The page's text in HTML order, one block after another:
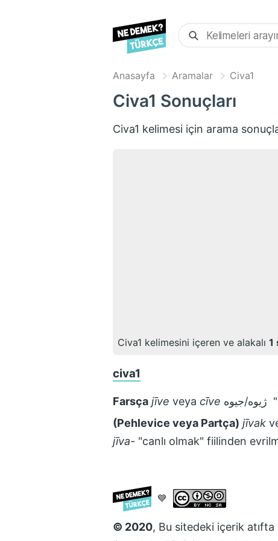
Anasayfa Aramalar Civa1
Civa1 Sonuçları
Civa1 kelimesi için arama
Civa1 kelimesini içeren ve alakalı 1
civa1
Farsça jīve veya cīve
(Pehlevice veya Partça) jīvak
jīva- "canlı olmak" fiilinden
💙
© 2020, Bu sitedeki içerik